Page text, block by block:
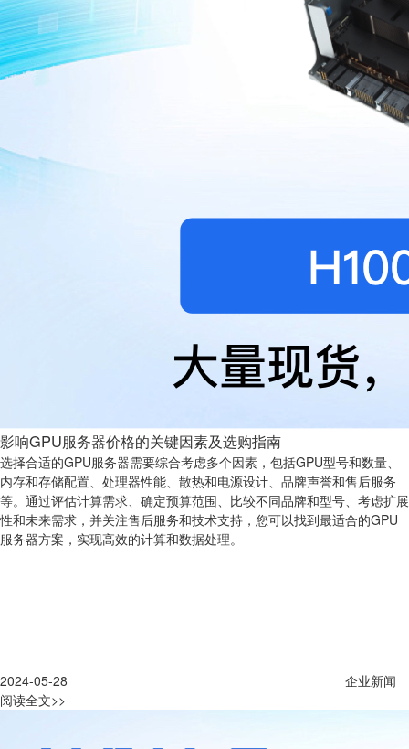
影响GPU服务器价格的关键因素及选购指南
选择合适的GPU服务器需要综合考虑多个因素，包括GPU型号和数量、
内存和存储配置、处理器性能、散热和电源设计、品牌声誉和售后服务
等。通过评估计算需求、确定预算范围、比较不同品牌和型号、考虑扩展
性和未来需求，并关注售后服务和技术支持，您可以找到最适合的GPU
服务器方案，实现高效的计算和数据处理。
2024-05-28
企业新闻
阅读全文>>